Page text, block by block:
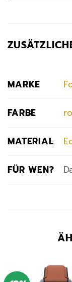
MARKE
FARBE
MATERIAL
FÜR WEN?